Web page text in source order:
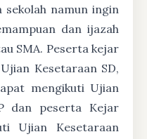
sekolah namun ingin
dan ijazah
SMA. Peserta kejar
Kesetaraan SD,
mengikuti Ujian
dan peserta Kejar
Ujian Kesetaraan